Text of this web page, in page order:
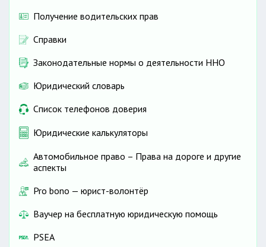
Получение водительских прав
Справки
Законодательные нормы о деятельности ННО
Юридический словарь
Список телефонов доверия
Юридические калькуляторы
Автомобильное право – Права на дороге и другие
аспекты
Pro bono — юрист-волонтёр
Ваучер на бесплатную юридическую помощь
PSEA